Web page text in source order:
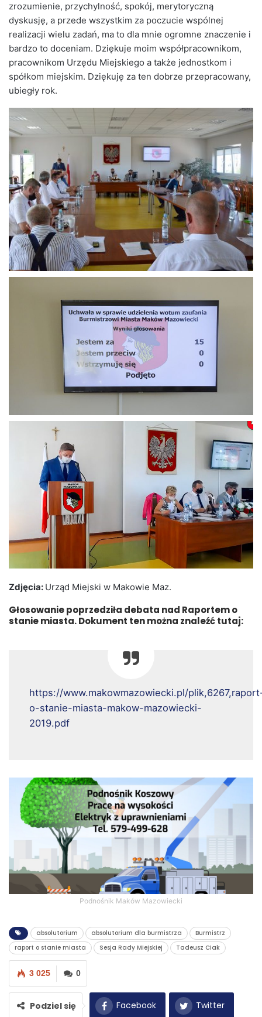
zrozumienie, przychylność, spokój, merytoryczną
dyskusję, a przede wszystkim za poczucie wspólnej
realizacji wielu zadań, ma to dla mnie ogromne znaczenie i
bardzo to doceniam. Dziękuje moim współpracownikom,
pracownikom Urzędu Miejskiego a także jednostkom i
spółkom miejskim. Dziękuję za ten dobrze przepracowany,
ubiegły rok.
Zdjęcia: Urząd Miejski w Makowie Maz.
Głosowanie poprzedziła debata nad Raportem o
stanie miasta. Dokument ten można znaleźć tutaj:
https://www.makowmazowiecki.pl/
o-stanie-miasta-makow-mazowiecki-
2019.pdf
Podnośnik Maków Mazowiecki
absolutorium absolutorium dla burmistrza
Burmistrz
raport o stanie miasta
Sesja Rady Miejskiej Tadeusz Ciak
0
3 025
Podziel się Facebook Twitter